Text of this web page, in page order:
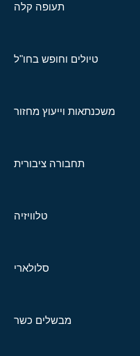
תעופה קלה
טיולים וחופש בחו"ל
משכנתאות וייעוץ מחזור
תחבורה ציבורית
טלוויזיה
סלולארי
מבשלים כשר